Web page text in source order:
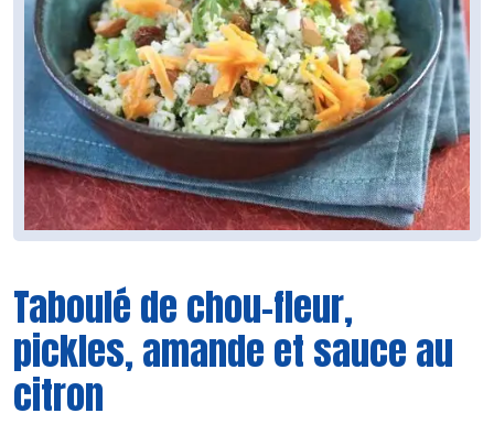
Taboulé de chou-fleur,
pickles, amande et sauce au
citron